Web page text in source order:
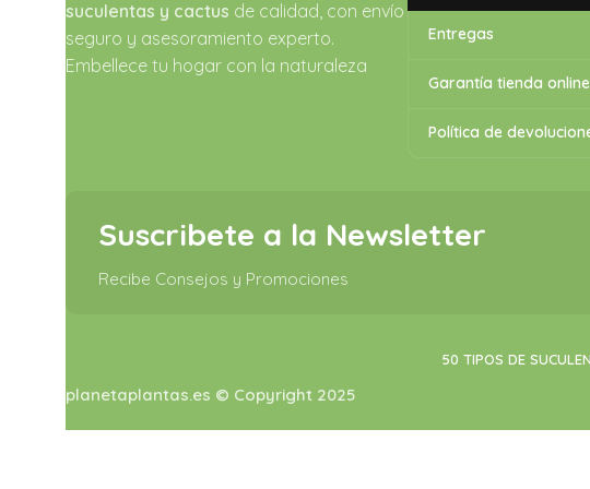
suculentas y cactus de calidad, con envío
seguro y asesoramiento experto.
Embellece tu hogar con la naturaleza
Entregas
Garantía tienda online
Política de
Suscribete a la Newsletter
Recibe Consejos y Promociones
50 TIPOS DE
planetaplantas.es © Copyright 2025